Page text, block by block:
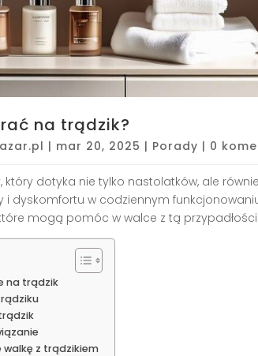
na trądzik?
| mar 20, 2025 | Porady | 0
dotyka nie tylko nastolatków, ale
dyskomfortu w codziennym
mogą pomóc w walce z tą
na trądzik
z trądzikiem